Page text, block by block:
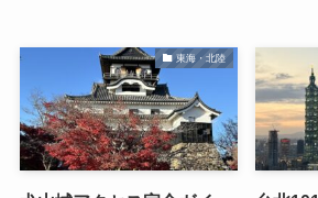
東海・北陸